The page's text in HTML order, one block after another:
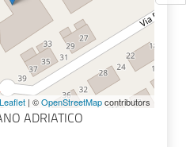
Leaflet | ©OpenStreetMapcontributors
ADRIATICO